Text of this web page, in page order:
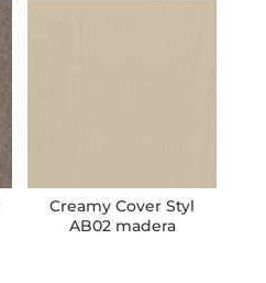
Creamy Cover Styl
AB02 madera